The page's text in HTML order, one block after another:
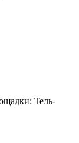
Тель-